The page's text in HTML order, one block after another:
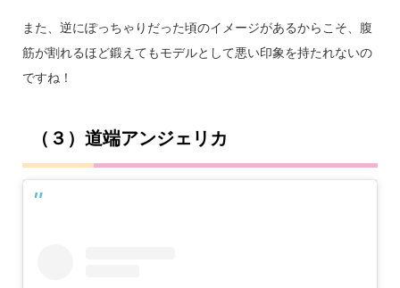
また、逆にぽっちゃりだった頃のイメージがあるからこそ、腹
筋が割れるほど鍛えてもモデルとして悪い印象を持たれないの
ですね！
（３）道端アンジェリカ